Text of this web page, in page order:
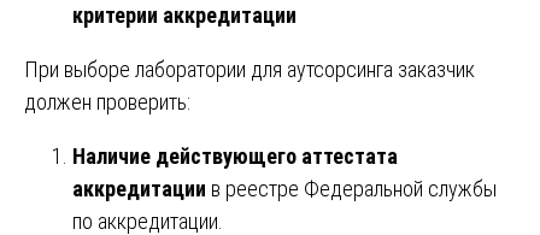
критерии аккредитации
При выборе лаборатории для аутсорсинга заказчик
должен проверить:
Наличие действующего аттестата
аккредитации в реестре Федеральной службы
по аккредитации.